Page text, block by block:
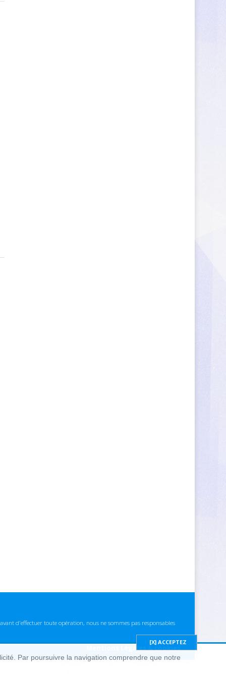
d'effectuer toute opération, nous ne sommes pas responsables
Mentions Légales & cookies
Par poursuivre la navigation comprendre que notre